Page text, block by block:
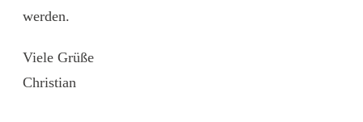
werden.
Viele Grüße
Christian